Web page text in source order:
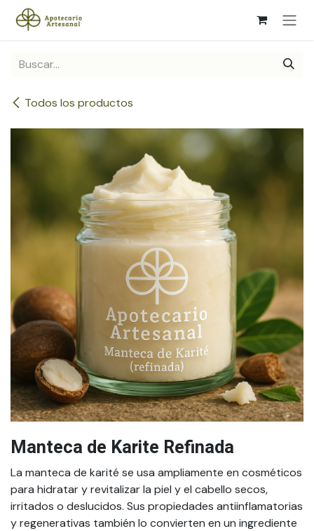
Ir al contenido
Todos los productos
Manteca de Karite Refinada
La manteca de karité se usa ampliamente en cosméticos
para hidratar y revitalizar la piel y el cabello secos,
irritados o deslucidos. Sus propiedades antiinflamatorias
y regenerativas también lo convierten en un ingrediente